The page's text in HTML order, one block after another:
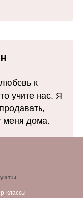
к
учите нас. Я
меня дома.
классы